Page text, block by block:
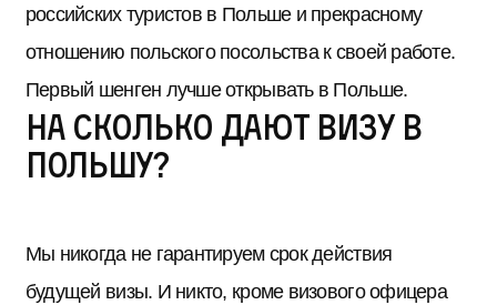
российских туристов в Польше и прекрасному
отношению польского посольства к своей работе.
Первый шенген лучше открывать в Польше.
На сколько дают визу в
Польшу?
Мы никогда не гарантируем срок действия
будущей визы. И никто, кроме визового офицера